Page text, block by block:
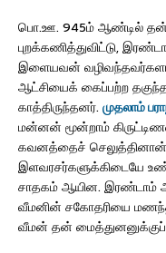
பொ.ஊ. 945ம் ஆண்டில்
புறக்கணித்துவிட்டு,
இளையவன்
ஆட்சியைக் கைப்பற்ற
காத்திருந்தனர். முதலாம்
மன்னன் மூன்றாம்
கவனத்தைச்
இளவரசர்களுக்கிடையே
சாதகம் ஆயின. இரண்டாம்
வீமனின் சகோதரியை
வீமன் தன் மைத்துனனுக்குப்